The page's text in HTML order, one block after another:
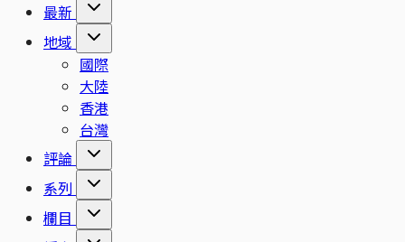
最新
地域
國際
大陸
香港
台灣
評論
系列
欄目